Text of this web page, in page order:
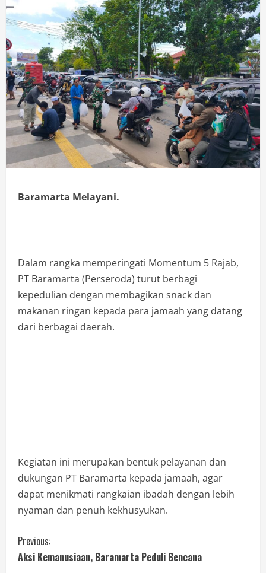
Baramarta Melayani.
Dalam rangka memperingati Momentum 5 Rajab,
PT Baramarta (Perseroda) turut berbagi
kepedulian dengan membagikan snack dan
makanan ringan kepada para jamaah yang datang
dari berbagai daerah.
Kegiatan ini merupakan bentuk pelayanan dan
dukungan PT Baramarta kepada jamaah, agar
dapat menikmati rangkaian ibadah dengan lebih
nyaman dan penuh kekhusyukan.
Previous:
Aksi Kemanusiaan, Baramarta Peduli Bencana